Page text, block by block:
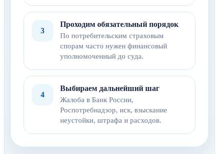
3
Проходим обязательный порядок
По потребительским страховым
спорам часто нужен финансовый
уполномоченный до суда.
4
Выбираем дальнейший шаг
Жалоба в Банк России,
Роспотребнадзор, иск, взыскание
неустойки, штрафа и расходов.